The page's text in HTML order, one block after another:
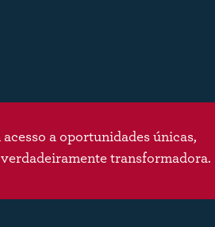
a oportunidades únicas,
transformadora.